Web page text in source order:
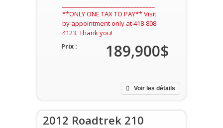
**ONLY ONE TAX TO PAY** Visit
by appointment only at 418-808-
4123. Thank you!
Voir les détails
Prix : 189,900$
2012 Roadtrek 210